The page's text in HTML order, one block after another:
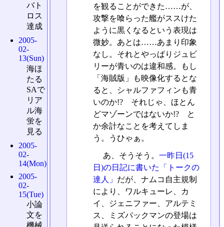
を観ることができた……が、
攻撃を喰らった艦がススけた
ように黒くなるという表現は
微妙。あとは……あまり印象
なし。それとやっぱりジュビ
リーが青いのは違和感。もし
「海賊版」も映像化するとな
ると、シャルファフィンも青
いのか!? それじゃ、ほとん
どマゾーンではないか!? と
か余計なことを考えてしま
う。うひゃぁ。
あ、そうそう。 一昨日(15
日)の日記に書いた「トークの
達人」 だが、ナムコ自主規制
により、ワルキューレ、カ
イ、ジェニファー、アルテミ
ス、ミズパックマンの登場は
バト
ロス
達成
2005-
02-
13(Sun)
海ほ
たる
SAで
リア
ル海
蛍を
見る
2005-
02-
14(Mon)
2005-
02-
15(Tue)
小論
文を